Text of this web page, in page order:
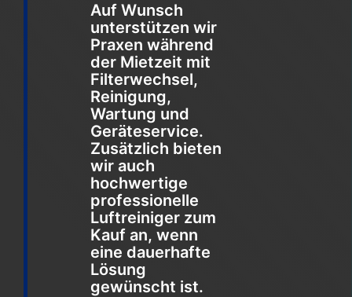
Auf Wunsch
unterstützen wir
Praxen während
der Mietzeit mit
Filterwechsel,
Reinigung,
Wartung und
Geräteservice.
Zusätzlich bieten
wir auch
hochwertige
professionelle
Luftreiniger zum
Kauf an, wenn
eine dauerhafte
Lösung
gewünscht ist.